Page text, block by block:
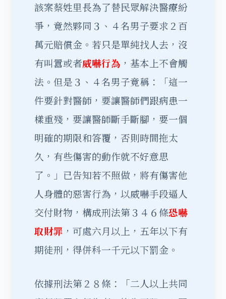
該案蔡姓里長為了替民眾解決醫療紛
爭，竟然夥同３、４名男子要求２百
萬元賠償金。若只是單純找人去，沒
有叫囂或者威嚇行為 ，基本上不會觸
法。但是３、４名男子竟稱：「這一
件要針對醫師，要讓醫師們跟病患一
樣重殘，要讓醫師斷手斷腳，要一個
明確的期限和答覆，否則時間拖太
久，有些傷害的動作就不好意思
了。」已告知若不照做，將有傷害他
人身體的惡害行為，以威嚇手段逼人
交付財物，構成刑法第３４６條恐嚇
取財罪 ，可處六月以上，五年以下有
期徒刑，得併科一千元以下罰金。
依據刑法第２８條：「二人以上共同